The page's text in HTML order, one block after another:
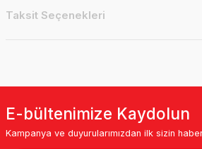
Taksit Seçenekleri
E-bültenimize Kaydolun
Kampanya ve duyurularımızdan ilk sizin